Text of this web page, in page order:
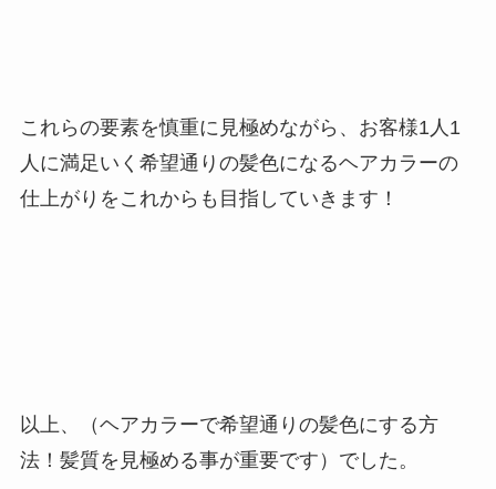
これらの要素を慎重に見極めながら、お客様1人1
人に満足いく希望通りの髪色になるヘアカラーの
仕上がりをこれからも目指していきます！
以上、（ヘアカラーで希望通りの髪色にする方
法！髪質を見極める事が重要です）でした。